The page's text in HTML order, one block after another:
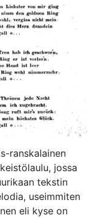
ranskalainen
jossa
tekstin
useimmiten
eli kyse on